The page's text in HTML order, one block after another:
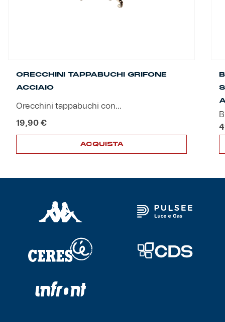
Fortissimo batte il mio cuor
ORECCHINI TAPPABUCHI GRIFONE
ACCIAIO
Orecchini tappabuchi con...
19,90 €
ACQUISTA